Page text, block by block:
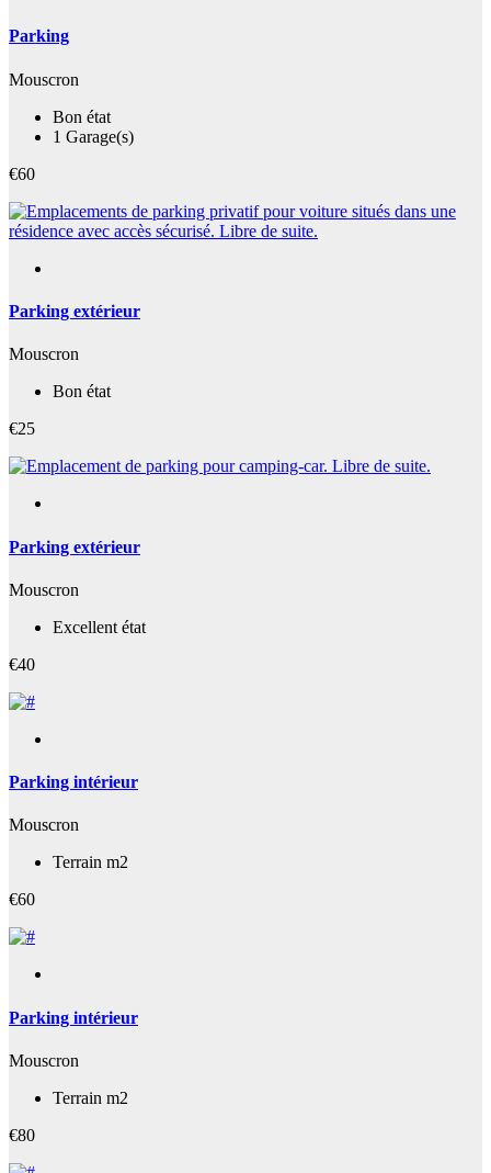
Parking
Mouscron
Bon état
1 Garage(s)
€60
Parking extérieur
Mouscron
Bon état
€25
Parking extérieur
Mouscron
Excellent état
€40
Parking intérieur
Mouscron
Terrain m2
€60
Parking intérieur
Mouscron
Terrain m2
€80